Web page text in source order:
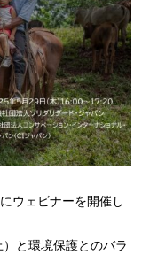
ウェビナーを開催し
と環境保護とのバラ